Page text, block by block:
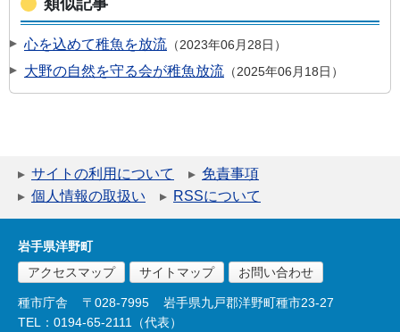
類似記事
心を込めて稚魚を放流 2023年06月28日
大野の自然を守る会が稚魚放流 2025年06月18日
サイトの利用について
免責事項
個人情報の取扱い
RSSについて
岩手県洋野町
アクセスマップ
サイトマップ お問い合わせ
種市庁舎 〒028-7995
岩手県九戸郡洋野町種市23-27
TEL：0194-65-2111（代表）